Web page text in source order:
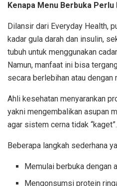
Kenapa Menu Berbuka
Dilansir dari Everyday Health,
kadar gula darah dan insulin,
tubuh untuk menggunakan
Namun, manfaat ini bisa
secara berlebihan atau dengan
Ahli kesehatan menyarankan
yakni mengembalikan asupan
agar sistem cerna tidak “kaget”.
Beberapa langkah sederhana
Memulai berbuka dengan
Mengonsumsi protein